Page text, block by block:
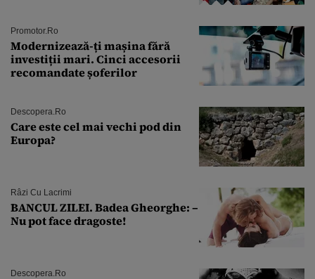
Promotor.ro
Modernizează-ți mașina fără
investiții mari. Cinci accesorii
recomandate șoferilor
Descopera.ro
Care este cel mai vechi pod din
Europa?
Râzi Cu Lacrimi
BANCUL ZILEI. Badea Gheorghe: –
Nu pot face dragoste!
Descopera.ro